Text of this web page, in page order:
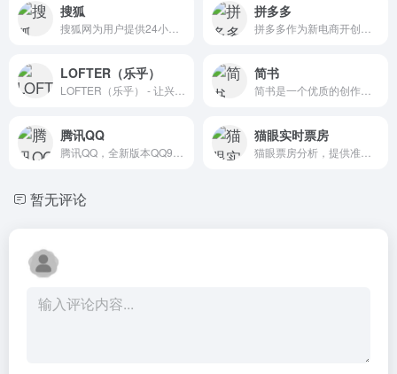
搜狐 拼多多
LOFTER（乐乎） 简书
腾讯QQ 猫眼实时票房
暂无评论